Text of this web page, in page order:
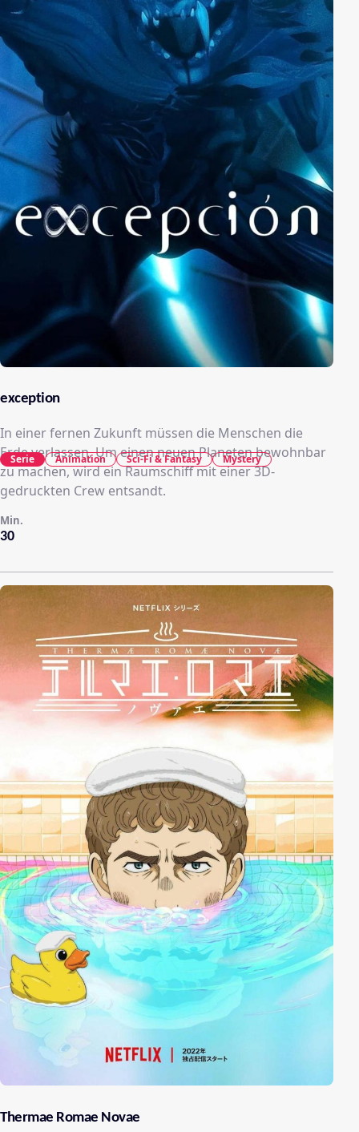
exception
In einer fernen Zukunft müssen die Menschen die
Erde verlassen. Um einen neuen Planeten bewohnbar
zu machen, wird ein Raumschiff mit einer 3D-
gedruckten Crew entsandt.
30
Min.
Serie Animation Sci-Fi & Fantasy Mystery
Thermae Romae Novae